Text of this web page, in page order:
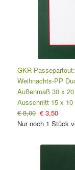
GKR-Passepartout:
Weihnachts-PP
Außenmaß 30 x
Ausschnitt 15 x
€ 8,00 € 3,50
Nur noch 1 Stück